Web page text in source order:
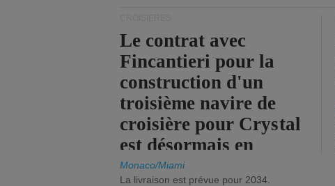
Le contrat avec
Fincantieri pour la
construction d'un
troisième navire de
croisière pour Crystal
est désormais en
vigueur.
Monaco/Miami
La livraison est prévue pour 2034.